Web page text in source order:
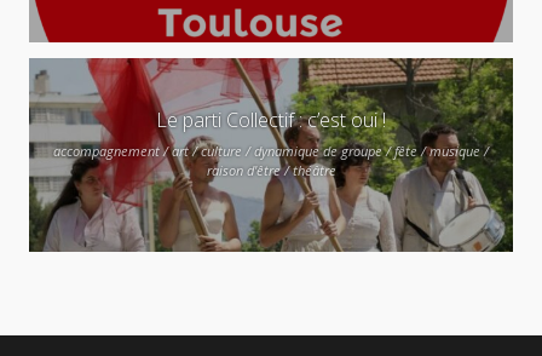
Le parti Collectif : c’est oui !
accompagnement / art / culture / dynamique de groupe / fête / musique /
raison d'être / théâtre